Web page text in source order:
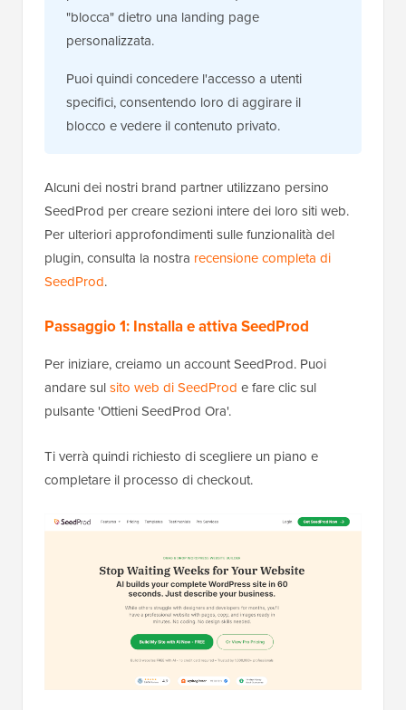
"blocca" dietro una landing page
personalizzata.
Puoi quindi concedere l'accesso a utenti
specifici, consentendo loro di aggirare il
blocco e vedere il contenuto privato.
Alcuni dei nostri brand partner utilizzano persino
SeedProd per creare sezioni intere dei loro siti web.
Per ulteriori approfondimenti sulle funzionalità del
plugin, consulta la nostra recensione completa di
SeedProd.
Passaggio 1: Installa e attiva SeedProd
Per iniziare, creiamo un account SeedProd. Puoi
andare sulsito web di SeedProd e fare clic sul
pulsante 'Ottieni SeedProd Ora'.
Ti verrà quindi richiesto di scegliere un piano e
completare il processo di checkout.